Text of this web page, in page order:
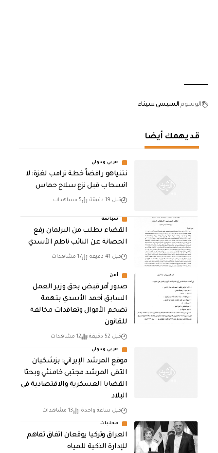
الوسوم السيسيسيناء
قد يهمك أيضا
عربي ودولي
نتنياهو رافضاً خطة ترامب لغزة: لا
انسحاب قبل نزع سلاح حماس
قبل 19 دقيقة 5 مشاهدات
سياسة
القضاء يطلب من البرلمان رفع
الحصانة عن النائب ناظم الأسدي
قبل 41 دقيقة 17 مشاهدات
أمن
صدور أمر قبض بحق وزير العمل
السابق أحمد الأسدي بتهمة
تضخم الأموال وتعاقدات مخالفة
للقانون
قبل 52 دقيقة 12 مشاهدات
عربي ودولي
موقع المرشد الإيراني: بزشكيان
التقى المرشد مجتبى خامنئي وبحثا
القضايا العسكرية والاقتصادية في
البلاد
قبل ساعة واحدة 13 مشاهدات
محليات
العراق وتركيا يوقعان اتفاق تفاهم
للإدارة الذكية للمياه